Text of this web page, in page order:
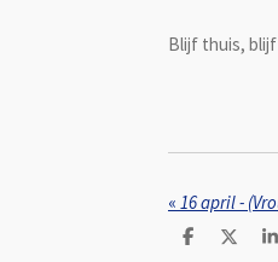
Blijf thuis, blijf
« 16 april -
D
D
S